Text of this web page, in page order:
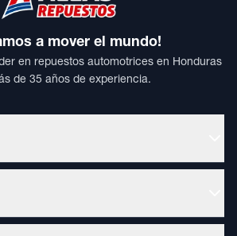
a mover el mundo!
en repuestos automotrices en Honduras
de 35 años de experiencia.